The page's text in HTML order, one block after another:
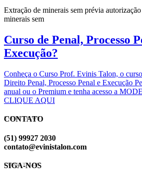
Extração de minerais sem prévia
minerais sem
Curso de Penal, Processo
Execução?
Conheça o Curso Prof. Evinis Talon, o
Direito Penal, Processo Penal e Execução
anual ou o Premium e tenha acesso a
CLIQUE AQUI
EVINIS TALON
CONTATO
(51) 99927 2030
contato@evinistalon.com
EVINIS TALON
SIGA-NOS